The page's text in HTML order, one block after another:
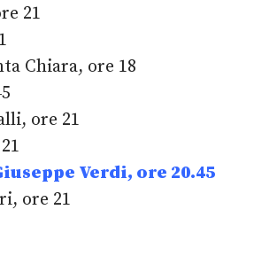
21
Chiara, ore 18
ore 21
Verdi, ore 20.45
ore 21